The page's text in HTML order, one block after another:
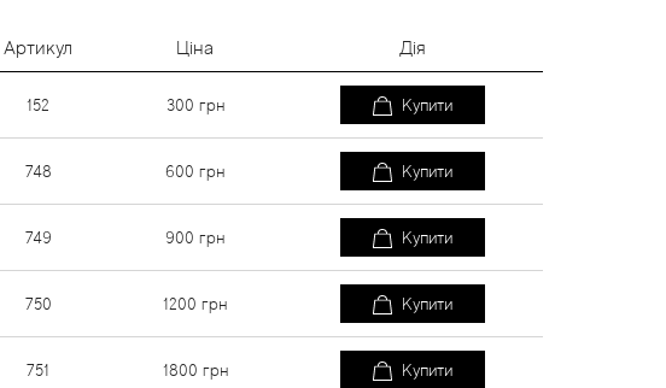
Артикул Ціна Дія
152 300 грн Купити
748 600 грн Купити
749 900 грн Купити
750 1200 грн Купити
751 1800 грн Купити